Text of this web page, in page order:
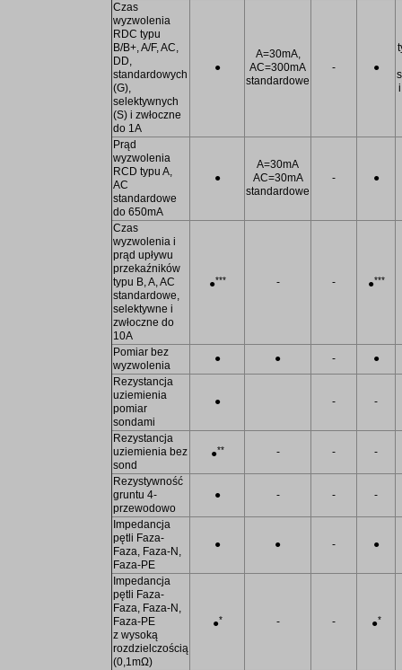
Czas
wyzwolenia
RDC typu
B/B+, A/F, AC,
DD,
standardowych
(G),
selektywnych
(S) i zwłoczne
do 1A
●
A=30mA,
AC=300mA
standardowe
- ●
Prąd
wyzwolenia
RCD typu A,
AC
standardowe
do 650mA
●
A=30mA
AC=30mA
standardowe
- ●
Czas
wyzwolenia i
prąd upływu
przekaźników
typu B, A, AC
standardowe,
selektywne i
zwłoczne do
10A
●*** - - ●***
Pomiar bez
wyzwolenia
● ● -
●
Rezystancja
uziemienia
pomiar
sondami
● - -
Rezystancja
uziemienia bez
sond
●** - - -
Rezystywność
gruntu 4-
przewodowo
● - - -
Impedancja
pętli Faza-
Faza, Faza-N,
Faza-PE
● ● - ●
Impedancja
pętli Faza-
Faza, Faza-N,
Faza-PE
z wysoką
rozdzielczością
(0,1mΩ)
●* - - ●*